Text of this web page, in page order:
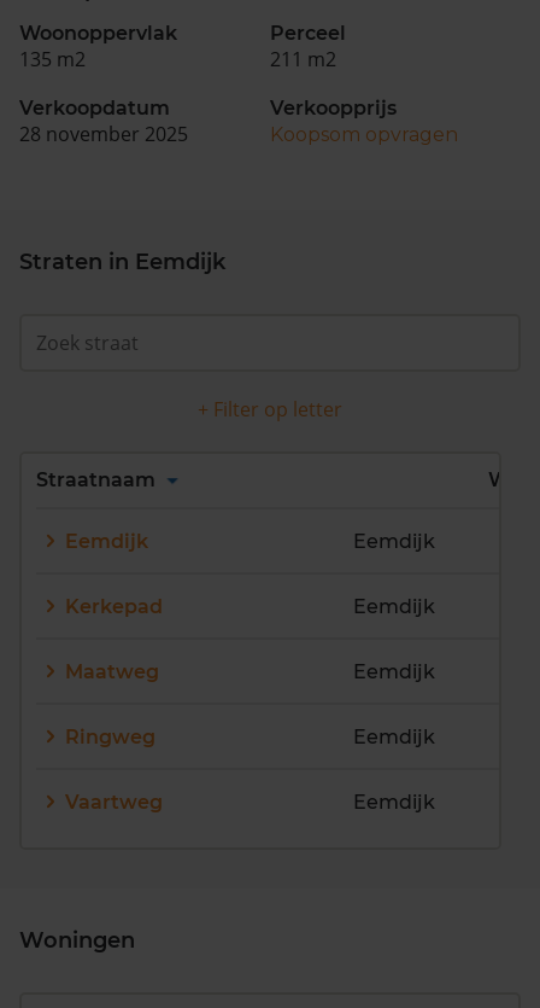
Woonoppervlak
135 m2
Perceel
211 m2
Verkoopdatum
28 november 2025
Verkoopprijs
Koopsom opvragen
Straten in Eemdijk
+ Filter op letter
Alles
Q
R U
Straatnaam Wijk
Eemdijk Eemdijk
Kerkepad Eemdijk
Maatweg Eemdijk
Ringweg Eemdijk
Vaartweg Eemdijk
Woningen